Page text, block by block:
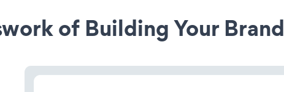
of Building Your Brand